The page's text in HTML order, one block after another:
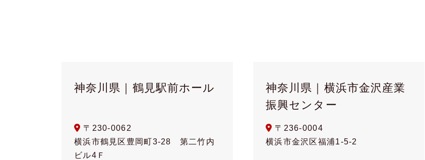
神奈川県｜鶴見駅前ホール
〒230-0062
横浜市鶴見区豊岡町3-28 第二竹内
ビル4Ｆ
神奈川県｜横浜市金沢産業
振興センター
〒236-0004
横浜市金沢区福浦1-5-2